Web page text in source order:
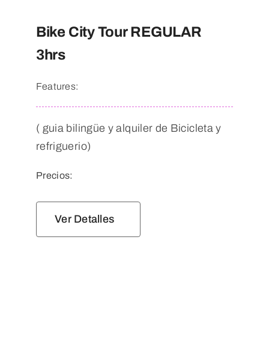
Bike City Tour REGULAR
3hrs
Features:
( guia bilingüe y alquiler de Bicicleta y
refriguerio)
Precios:
Ver Detalles